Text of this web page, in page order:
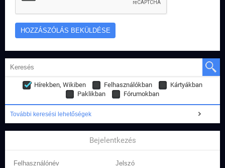
Hírekben, Wikiben Felhasználókban
Kártyákban
Paklikban
Fórumokban
További keresési lehetőségek
Bejelentkezés